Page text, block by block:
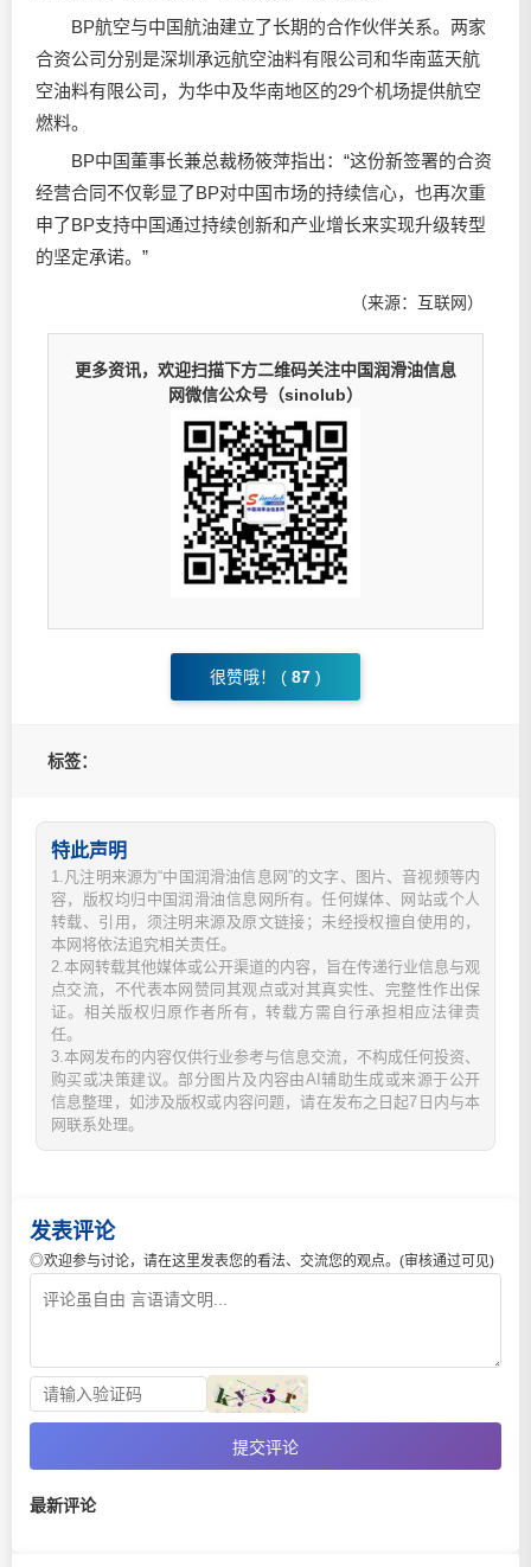
BP航空与中国航油建立了长期的合作伙伴关系。两家
合资公司分别是深圳承远航空油料有限公司和华南蓝天航
空油料有限公司，为华中及华南地区的29个机场提供航空
燃料。
BP中国董事长兼总裁杨筱萍指出：“这份新签署的合资
经营合同不仅彰显了BP对中国市场的持续信心，也再次重
申了BP支持中国通过持续创新和产业增长来实现升级转型
的坚定承诺。”
（来源：互联网）
更多资讯，欢迎扫描下方二维码关注中国润滑油信息
网微信公众号（sinolub）
很赞哦！ ( 87 )
标签：
特此声明
1.凡注明来源为“中国润滑油信息网”的文字、图片、音视频等内
容，版权均归中国润滑油信息网所有。任何媒体、网站或个人
转载、引用，须注明来源及原文链接；未经授权擅自使用的，
本网将依法追究相关责任。
2.本网转载其他媒体或公开渠道的内容，旨在传递行业信息与观
点交流，不代表本网赞同其观点或对其真实性、完整性作出保
证。相关版权归原作者所有，转载方需自行承担相应法律责
任。
3.本网发布的内容仅供行业参考与信息交流，不构成任何投资、
购买或决策建议。部分图片及内容由AI辅助生成或来源于公开
信息整理，如涉及版权或内容问题，请在发布之日起7日内与本
网联系处理。
发表评论
◎欢迎参与讨论，请在这里发表您的看法、交流您的观点。(审核通过可见)
提交评论
最新评论